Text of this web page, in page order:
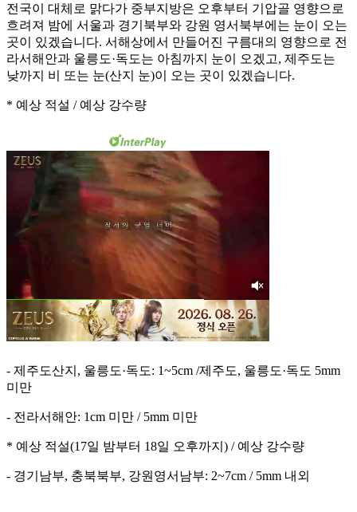
전국이 대체로 맑다가 중부지방은 오후부터 기압골 영향으로
흐려져 밤에 서울과 경기북부와 강원 영서북부에는 눈이 오는
곳이 있겠습니다. 서해상에서 만들어진 구름대의 영향으로 전
라서해안과 울릉도·독도는 아침까지 눈이 오겠고, 제주도는
낮까지 비 또는 눈(산지 눈)이 오는 곳이 있겠습니다.
* 예상 적설 / 예상 강수량
- 제주도산지, 울릉도·독도: 1~5cm /제주도, 울릉도·독도 5mm
미만
- 전라서해안: 1cm 미만 / 5mm 미만
* 예상 적설(17일 밤부터 18일 오후까지) / 예상 강수량
- 경기남부, 충북북부, 강원영서남부: 2~7cm / 5mm 내외